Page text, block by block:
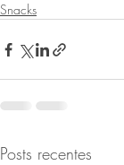
Snacks
Posts recentes